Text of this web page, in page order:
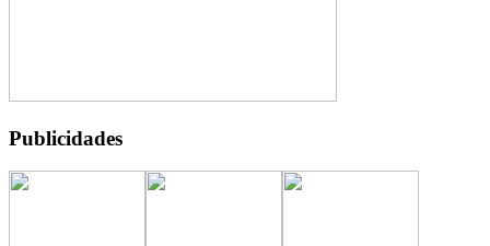
Publicidades